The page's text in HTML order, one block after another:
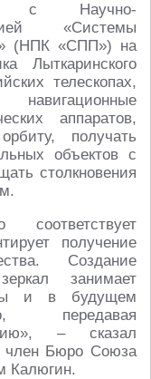
с Научно-
«Системы
(НПК «СПП») на
Лыткаринского
телескопах,
аппаратов,
получать
объектов с
столкновения
соответствует
получение
Создание
занимает
и в будущем
передавая
– сказал
член Бюро Союза
Калюгин.